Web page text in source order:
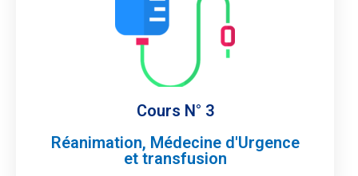
Cours N° 3
Réanimation, Médecine d'Urgence
et transfusion